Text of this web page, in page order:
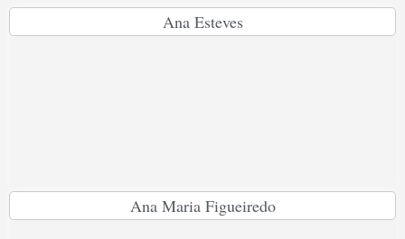
Ana Esteves
Ana Maria Figueiredo